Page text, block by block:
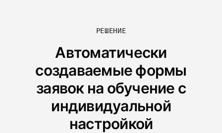
РЕШЕНИЕ
Автоматически
создаваемые формы
заявок на обучение с
индивидуальной
настройкой